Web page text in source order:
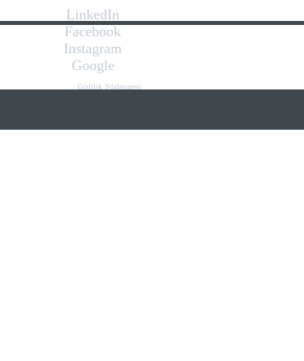
LinkedIn
Facebook
Instagram
Google
Gizlilik Sözleşmesi